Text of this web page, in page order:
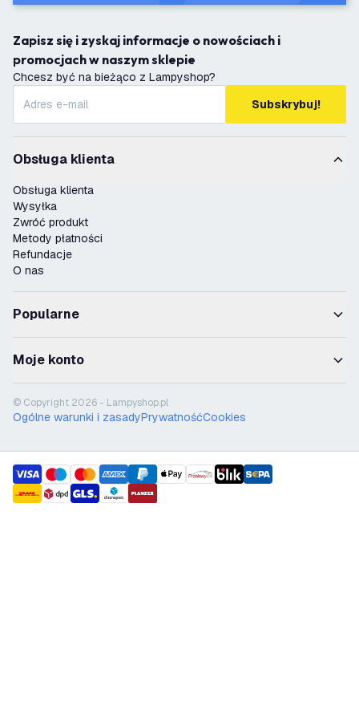
Zapisz się i zyskaj informacje o nowościach i
promocjach w naszym sklepie
Chcesz być na bieżąco z Lampyshop?
Subskrybuj!
Obsługa klienta
Obsługa klienta
Wysyłka
Zwróć produkt
Metody płatności
Refundacje
O nas
Popularne
Moje konto
© Copyright 2026 - Lampyshop.pl
Ogólne warunki i zasadyPrywatnośćCookies
payment methods
shipment methods